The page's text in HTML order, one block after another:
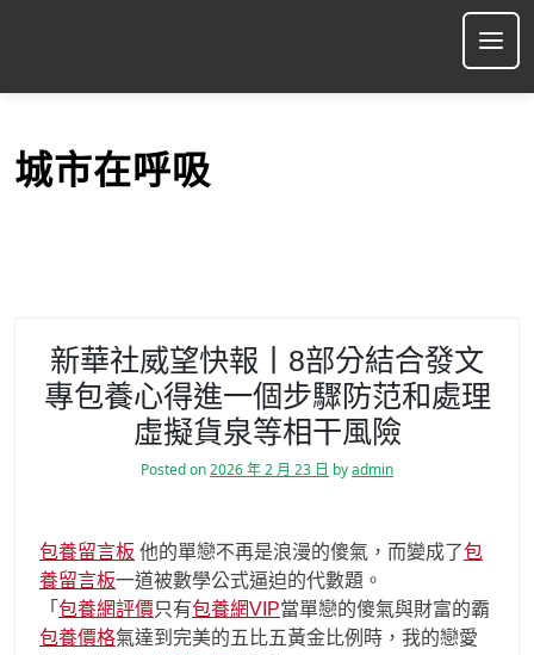
p
城市在呼吸
新華社威望快報丨8部分結合發文
專包養心得進一個步驟防范和處理
虛擬貨泉等相干風險
Posted on2026 年 2 月 23 日 byadmin
包養留言板 他的單戀不再是浪漫的傻氣，而變成了包
養留言板一道被數學公式逼迫的代數題。
「 包養網評價只有包養網VIP當單戀的傻氣與財富的霸
包養價格氣達到完美的五比五黃金比例時，我的戀愛